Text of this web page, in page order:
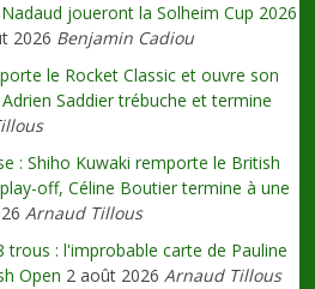
joueront la Solheim Cup 2026
2026 Benjamin Cadiou
le Rocket Classic et ouvre son
Saddier trébuche et termine
: Shiho Kuwaki remporte le British
off, Céline Boutier termine à une
Arnaud Tillous
trous : l'improbable carte de Pauline
Open 2 août 2026 Arnaud Tillous